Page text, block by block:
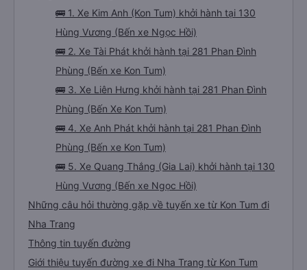
🚌 1. Xe Kim Anh (Kon Tum) khởi hành tại 130
Hùng Vương (Bến xe Ngọc Hồi)
🚌 2. Xe Tài Phát khởi hành tại 281 Phan Đình
Phùng (Bến xe Kon Tum)
🚌 3. Xe Liên Hưng khởi hành tại 281 Phan Đình
Phùng (Bến Xe Kon Tum)
🚌 4. Xe Anh Phát khởi hành tại 281 Phan Đình
Phùng (Bến xe Kon Tum)
🚌 5. Xe Quang Thắng (Gia Lai) khởi hành tại 130
Hùng Vương (Bến xe Ngọc Hồi)
Những câu hỏi thường gặp về tuyến xe từ Kon Tum đi
Nha Trang
Thông tin tuyến đường
Giới thiệu tuyến đường xe đi Nha Trang từ Kon Tum